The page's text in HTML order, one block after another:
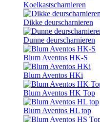
Koelkastscharnieren
Dikke deurscharnieren
Dunne deurscharnieren
Blum Aventos HK-S
Blum Aventos HKi
Blum Aventos HK Top
Blum Aventos HL top